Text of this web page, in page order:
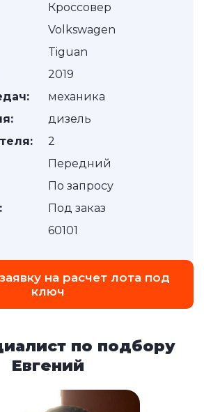
Кроссовер
Volkswagen
Tiguan
2019
механика
дизель
2
Передний
По запросу
Под заказ
60101
на расчет лота под
ключ
по подбору
Евгений